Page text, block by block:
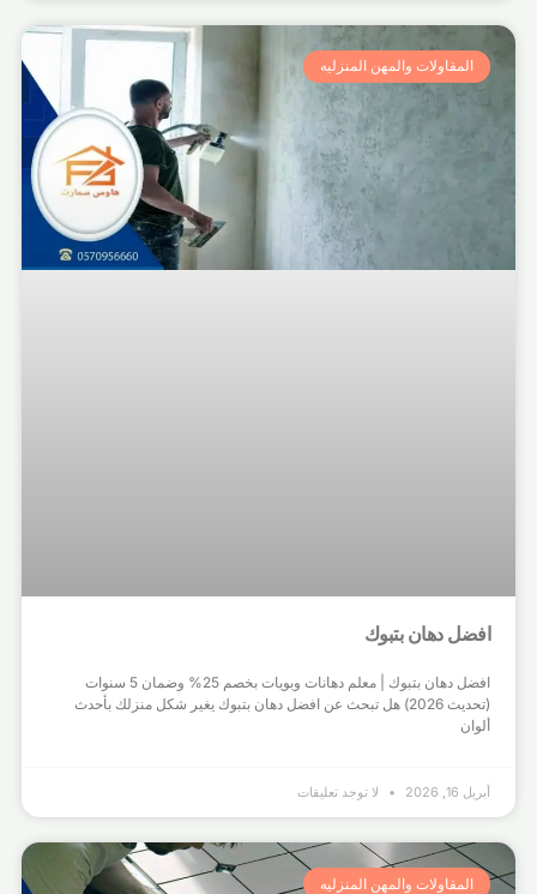
المقاولات والمهن المنزليه
افضل دهان بتبوك
افضل دهان بتبوك | معلم دهانات وبويات بخصم 25% وضمان 5 سنوات
(تحديث 2026) هل تبحث عن افضل دهان بتبوك يغير شكل منزلك بأحدث
ألوان
أبريل 16, 2026 لا توجد تعليقات
المقاولات والمهن المنزليه